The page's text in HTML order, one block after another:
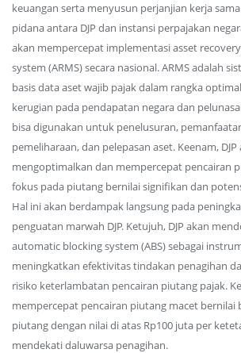
keuangan serta menyusun perjanjian kerja
pidana antara DJP dan instansi perpajakan
akan mempercepat implementasi asset
system (ARMS) secara nasional. ARMS adalah
basis data aset wajib pajak dalam rangka
kerugian pada pendapatan negara dan
bisa digunakan untuk penelusuran,
pemeliharaan, dan pelepasan aset. Keenam, DJP
mengoptimalkan dan mempercepat pencairan
fokus pada piutang bernilai signifikan dan
Hal ini akan berdampak langsung pada
penguatan marwah DJP. Ketujuh, DJP akan
automatic blocking system (ABS) sebagai
meningkatkan efektivitas tindakan penagihan
risiko keterlambatan pencairan piutang pajak.
mempercepat pencairan piutang macet bernilai
piutang dengan nilai di atas Rp100 juta per
mendekati daluwarsa penagihan.